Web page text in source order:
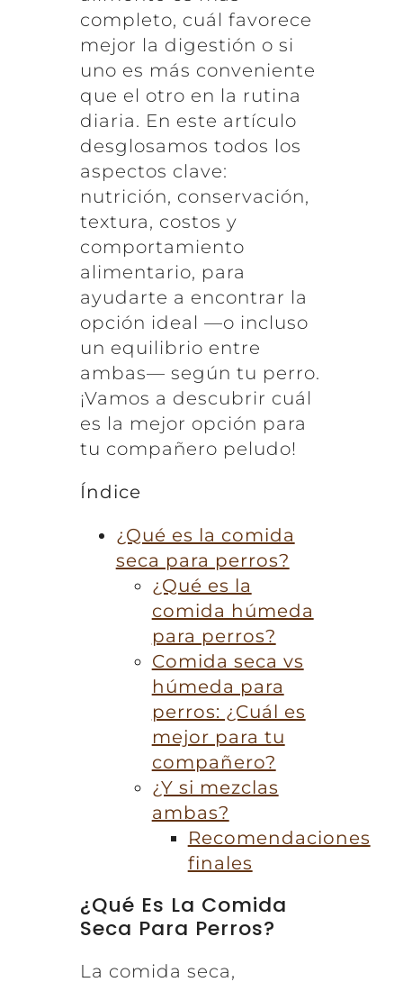
completo, cuál favorece
mejor la digestión o si
uno es más conveniente
que el otro en la rutina
diaria. En este artículo
desglosamos todos los
aspectos clave:
nutrición, conservación,
textura, costos y
comportamiento
alimentario, para
ayudarte a encontrar la
opción ideal —o incluso
un equilibrio entre
ambas— según tu perro.
¡Vamos a descubrir cuál
es la mejor opción para
tu compañero peludo!
Índice
¿Qué es la comida
seca para perros?
¿Qué es la
comida húmeda
para perros?
Comida seca vs
húmeda para
perros: ¿Cuál es
mejor para tu
compañero?
¿Y si mezclas
ambas?
Recomendaciones
finales
¿Qué Es La Comida
Seca Para Perros?
La comida seca,